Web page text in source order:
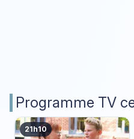
Programme TV
21h10